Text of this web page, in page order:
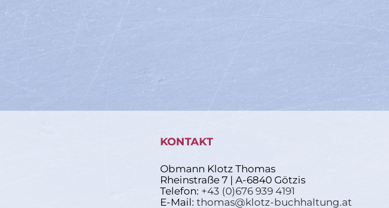
KONTAKT
Obmann Klotz Thomas
Rheinstraße 7 | A-6840 Götzis
Telefon: +43 (0)676 939 4191
E-Mail: thomas@klotz-buchhaltung.at